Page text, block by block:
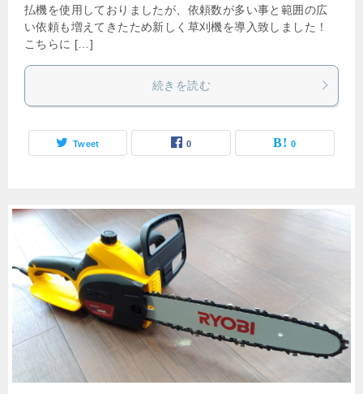
払機を使用しておりましたが、依頼数が多い事と範囲の広
い依頼も増えてきたため新しく草刈機を導入致しました！
こちらに […]
続きを読む
Tweet 0 0